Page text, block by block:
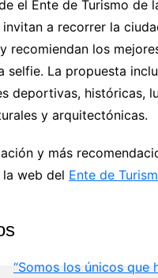
el Ente de Turismo de
invitan a recorrer la
recomiendan los
selfie. La propuesta
deportivas, históricas,
y arquitectónicas.
y más
web del Ente de
“Somos los únicos que